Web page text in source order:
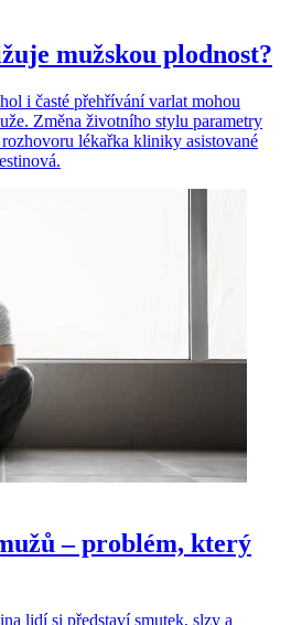
mužskou plodnost?
i časté přehřívání varlat mohou
Změna životního stylu parametry
lékařka kliniky asistované
– problém, který
lidí si představí smutek, slzy a